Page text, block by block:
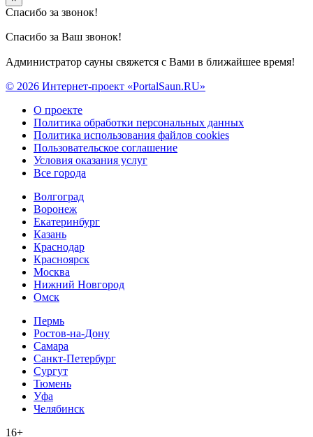
Спасибо за звонок!
Спасибо за Ваш звонок!
Администратор сауны свяжется с Вами в ближайшее время!
© 2026 Интернет-проект «PortalSaun.RU»
О проекте
Политика обработки персональных данных
Политика использования файлов cookies
Пользовательское соглашение
Условия оказания услуг
Все города
Волгоград
Воронеж
Екатеринбург
Казань
Краснодар
Красноярск
Москва
Нижний Новгород
Омск
Пермь
Ростов-на-Дону
Самара
Санкт-Петербург
Сургут
Тюмень
Уфа
Челябинск
16+